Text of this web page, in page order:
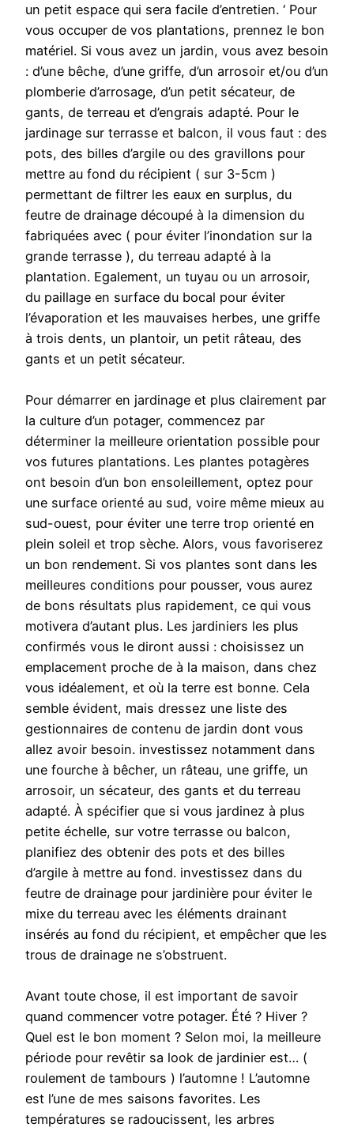
un petit espace qui sera facile d’entretien. ‘ Pour
vous occuper de vos plantations, prennez le bon
matériel. Si vous avez un jardin, vous avez besoin
: d’une bêche, d’une griffe, d’un arrosoir et/ou d’un
plomberie d’arrosage, d’un petit sécateur, de
gants, de terreau et d’engrais adapté. Pour le
jardinage sur terrasse et balcon, il vous faut : des
pots, des billes d’argile ou des gravillons pour
mettre au fond du récipient ( sur 3-5cm )
permettant de filtrer les eaux en surplus, du
feutre de drainage découpé à la dimension du
fabriquées avec ( pour éviter l’inondation sur la
grande terrasse ), du terreau adapté à la
plantation. Egalement, un tuyau ou un arrosoir,
du paillage en surface du bocal pour éviter
l’évaporation et les mauvaises herbes, une griffe
à trois dents, un plantoir, un petit râteau, des
gants et un petit sécateur.
Pour démarrer en jardinage et plus clairement par
la culture d’un potager, commencez par
déterminer la meilleure orientation possible pour
vos futures plantations. Les plantes potagères
ont besoin d’un bon ensoleillement, optez pour
une surface orienté au sud, voire même mieux au
sud-ouest, pour éviter une terre trop orienté en
plein soleil et trop sèche. Alors, vous favoriserez
un bon rendement. Si vos plantes sont dans les
meilleures conditions pour pousser, vous aurez
de bons résultats plus rapidement, ce qui vous
motivera d’autant plus. Les jardiniers les plus
confirmés vous le diront aussi : choisissez un
emplacement proche de à la maison, dans chez
vous idéalement, et où la terre est bonne. Cela
semble évident, mais dressez une liste des
gestionnaires de contenu de jardin dont vous
allez avoir besoin. investissez notamment dans
une fourche à bêcher, un râteau, une griffe, un
arrosoir, un sécateur, des gants et du terreau
adapté. À spécifier que si vous jardinez à plus
petite échelle, sur votre terrasse ou balcon,
planifiez des obtenir des pots et des billes
d’argile à mettre au fond. investissez dans du
feutre de drainage pour jardinière pour éviter le
mixe du terreau avec les éléments drainant
insérés au fond du récipient, et empêcher que les
trous de drainage ne s’obstruent.
Avant toute chose, il est important de savoir
quand commencer votre potager. Été ? Hiver ?
Quel est le bon moment ? Selon moi, la meilleure
période pour revêtir sa look de jardinier est… (
roulement de tambours ) l’automne ! L’automne
est l’une de mes saisons favorites. Les
températures se radoucissent, les arbres